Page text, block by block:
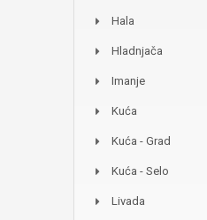
Hala
Hladnjača
Imanje
Kuća
Kuća - Grad
Kuća - Selo
Livada